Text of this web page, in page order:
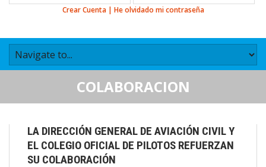
Crear Cuenta| He olvidado mi contraseña
COLABORACION
LA DIRECCIÓN GENERAL DE AVIACIÓN CIVIL Y
EL COLEGIO OFICIAL DE PILOTOS REFUERZAN
SU COLABORACIÓN